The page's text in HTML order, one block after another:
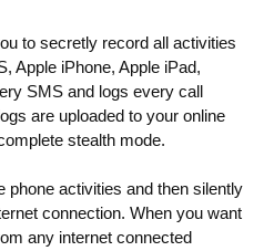
to secretly record all activities
Apple iPhone, Apple iPad,
SMS and logs every call
are uploaded to your online
stealth mode.
phone activities and then silently
connection. When you want
any internet connected